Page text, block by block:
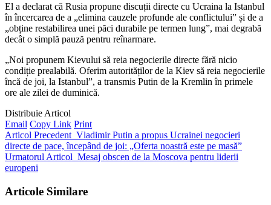
El a declarat că Rusia propune discuții directe cu Ucraina la Istanbul
în încercarea de a „elimina cauzele profunde ale conflictului” și de a
„obține restabilirea unei păci durabile pe termen lung”, mai degrabă
decât o simplă pauză pentru reînarmare.
„Noi propunem Kievului să reia negocierile directe fără nicio
condiție prealabilă. Oferim autorităților de la Kiev să reia negocierile
încă de joi, la Istanbul”, a transmis Putin de la Kremlin în primele
ore ale zilei de duminică.
Distribuie Articol
Email Copy Link Print
Articol Precedent Vladimir Putin a propus Ucrainei negocieri
directe de pace, începând de joi: „Oferta noastră este pe masă”
Urmatorul Articol Mesaj obscen de la Moscova pentru liderii
europeni
Articole Similare